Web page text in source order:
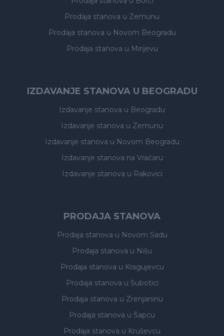
Prodaja stanova u Zemunu
Prodaja stanova u Novom Beogradu
Prodaja stanova u Mirijevu
IZDAVANJE STANOVA U BEOGRADU
Izdavanje stanova u Beogradu
Izdavanje stanova u Zemunu
Izdavanje stanova u Novom Beogradu
Izdavanje stanova na Vračaru
Izdavanje stanova u Rakovici
PRODAJA STANOVA
Prodaja stanova u Novom Sadu
Prodaja stanova u Nišu
Prodaja stanova u Kragujevcu
Prodaja stanova u Subotici
Prodaja stanova u Zrenjaninu
Prodaja stanova u Šapcu
Prodaja stanova u Kruševcu